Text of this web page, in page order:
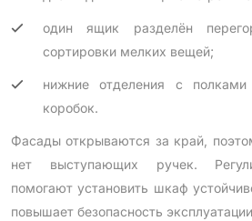
один ящик разделён
сортировки мелких вещей;
нижние отделения с
коробок.
Фасады открываются за край,
нет выступающих ручек.
помогают установить шкаф
повышает безопасность